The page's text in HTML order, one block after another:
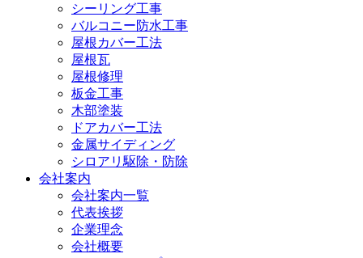
シーリング工事
バルコニー防水工事
屋根カバー工法
屋根瓦
屋根修理
板金工事
木部塗装
ドアカバー工法
金属サイディング
シロアリ駆除・防除
会社案内
会社案内一覧
代表挨拶
企業理念
会社概要